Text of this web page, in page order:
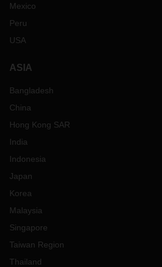
Mexico
Peru
USA
ASIA
Bangladesh
China
Hong Kong SAR
India
Indonesia
Japan
Korea
Malaysia
Singapore
Taiwan Region
Thailand